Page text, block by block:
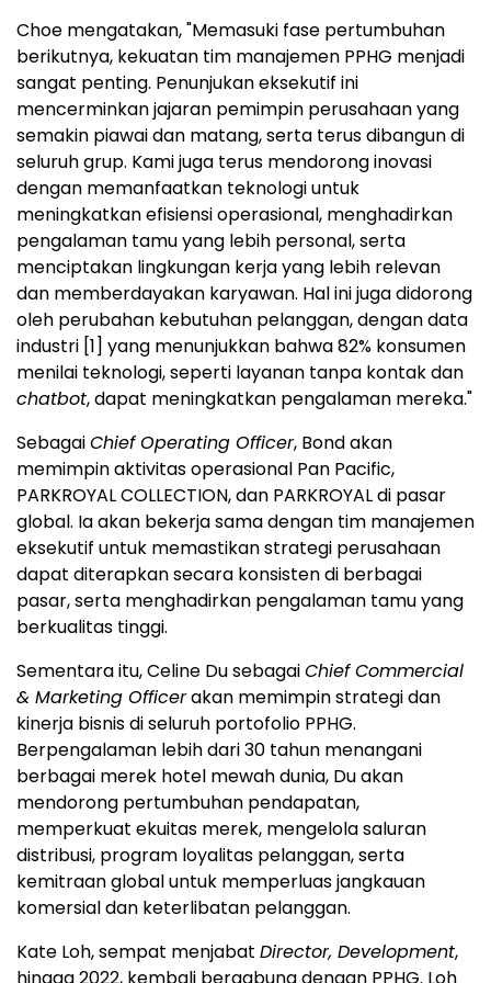
Choe mengatakan, "Memasuki fase pertumbuhan
berikutnya, kekuatan tim manajemen PPHG menjadi
sangat penting. Penunjukan eksekutif ini
mencerminkan jajaran pemimpin perusahaan yang
semakin piawai dan matang, serta terus dibangun di
seluruh grup. Kami juga terus mendorong inovasi
dengan memanfaatkan teknologi untuk
meningkatkan efisiensi operasional, menghadirkan
pengalaman tamu yang lebih personal, serta
menciptakan lingkungan kerja yang lebih relevan
dan memberdayakan karyawan. Hal ini juga didorong
oleh perubahan kebutuhan pelanggan, dengan data
industri [1] yang menunjukkan bahwa 82% konsumen
menilai teknologi, seperti layanan tanpa kontak dan
chatbot, dapat meningkatkan pengalaman mereka."
SebagaiChief Operating Officer, Bond akan
memimpin aktivitas operasional Pan Pacific,
PARKROYAL COLLECTION, dan PARKROYAL di pasar
global. Ia akan bekerja sama dengan tim manajemen
eksekutif untuk memastikan strategi perusahaan
dapat diterapkan secara konsisten di berbagai
pasar, serta menghadirkan pengalaman tamu yang
berkualitas tinggi.
Sementara itu, Celine Du sebagaiChief Commercial
& Marketing Officerakan memimpin strategi dan
kinerja bisnis di seluruh portofolio PPHG.
Berpengalaman lebih dari 30 tahun menangani
berbagai merek hotel mewah dunia, Du akan
mendorong pertumbuhan pendapatan,
memperkuat ekuitas merek, mengelola saluran
distribusi, program loyalitas pelanggan, serta
kemitraan global untuk memperluas jangkauan
komersial dan keterlibatan pelanggan.
Kate Loh, sempat menjabat Director, Development,
hingga 2022, kembali bergabung dengan PPHG. Loh